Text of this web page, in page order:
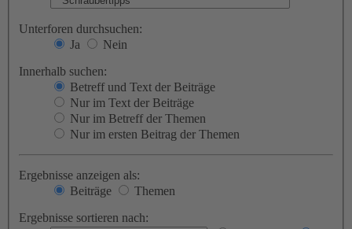
Unterforen durchsuchen:
Ja
Nein
Innerhalb suchen:
Betreff und Text der Beiträge
Nur im Text der Beiträge
Nur im Betreff der Themen
Nur im ersten Beitrag der Themen
Ergebnisse anzeigen als:
Beiträge
Themen
Ergebnisse sortieren nach: